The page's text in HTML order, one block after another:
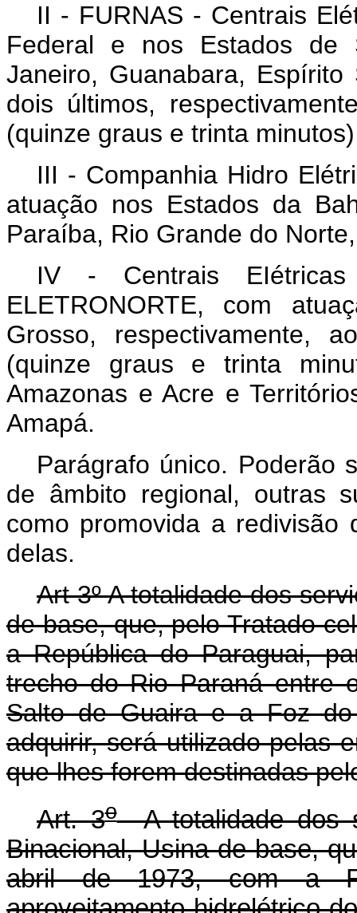
II - FURNAS - Centrais
Federal e nos Estados de
Janeiro, Guanabara,
dois últimos,
(quinze graus e trinta
III - Companhia Hidro
atuação nos Estados da
Paraíba, Rio Grande do
IV - Centrais
ELETRONORTE, com
Grosso, respectivamente,
(quinze graus e trinta
Amazonas e Acre e
Amapá.
Parágrafo único. Poderão
de âmbito regional, outras
como promovida a
delas.
Art 3º A totalidade dos
de base, que, pelo Tratado
a República do Paraguai,
trecho do Rio Paraná entre
Salto de Guaira e a Foz
adquirir, será utilizado pelas
que lhes forem destinadas
Art. 3oA totalidade dos
Binacional, Usina de base,
abril de 1973, com a